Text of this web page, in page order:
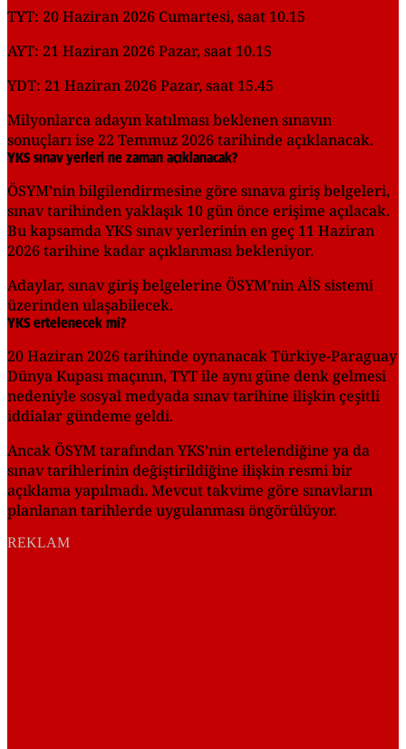
TYT: 20 Haziran 2026 Cumartesi, saat 10.15
AYT: 21 Haziran 2026 Pazar, saat 10.15
YDT: 21 Haziran 2026 Pazar, saat 15.45
Milyonlarca adayın katılması beklenen sınavın
sonuçları ise 22 Temmuz 2026 tarihinde açıklanacak.
YKS sınav yerleri ne zaman açıklanacak?
ÖSYM’nin bilgilendirmesine göre sınava giriş belgeleri,
sınav tarihinden yaklaşık 10 gün önce erişime açılacak.
Bu kapsamda YKS sınav yerlerinin en geç 11 Haziran
2026 tarihine kadar açıklanması bekleniyor.
Adaylar, sınav giriş belgelerine ÖSYM’nin AİS sistemi
üzerinden ulaşabilecek.
YKS ertelenecek mi?
20 Haziran 2026 tarihinde oynanacak Türkiye-Paraguay
Dünya Kupası maçının, TYT ile aynı güne denk gelmesi
nedeniyle sosyal medyada sınav tarihine ilişkin çeşitli
iddialar gündeme geldi.
Ancak ÖSYM tarafından YKS’nin ertelendiğine ya da
sınav tarihlerinin değiştirildiğine ilişkin resmi bir
açıklama yapılmadı. Mevcut takvime göre sınavların
planlanan tarihlerde uygulanması öngörülüyor.
REKLAM